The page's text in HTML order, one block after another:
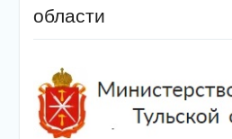
области